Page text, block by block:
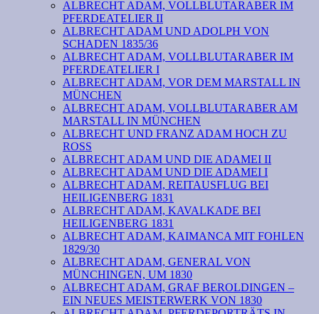
ALBRECHT ADAM, VOLLBLUTARABER IM
PFERDEATELIER II
ALBRECHT ADAM UND ADOLPH VON
SCHADEN 1835/36
ALBRECHT ADAM, VOLLBLUTARABER IM
PFERDEATELIER I
ALBRECHT ADAM, VOR DEM MARSTALL IN
MÜNCHEN
ALBRECHT ADAM, VOLLBLUTARABER AM
MARSTALL IN MÜNCHEN
ALBRECHT UND FRANZ ADAM HOCH ZU
ROSS
ALBRECHT ADAM UND DIE ADAMEI II
ALBRECHT ADAM UND DIE ADAMEI I
ALBRECHT ADAM, REITAUSFLUG BEI
HEILIGENBERG 1831
ALBRECHT ADAM, KAVALKADE BEI
HEILIGENBERG 1831
ALBRECHT ADAM, KAIMANCA MIT FOHLEN
1829/30
ALBRECHT ADAM, GENERAL VON
MÜNCHINGEN, UM 1830
ALBRECHT ADAM, GRAF BEROLDINGEN –
EIN NEUES MEISTERWERK VON 1830